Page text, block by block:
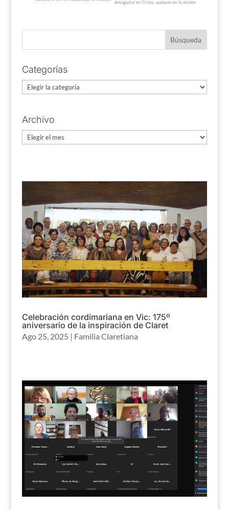
Categorías
Categorías
Archivo
Archivo
Celebración cordimariana en Vic: 175º
aniversario de la inspiración de Claret
Ago 25, 2025 | Familia Claretiana